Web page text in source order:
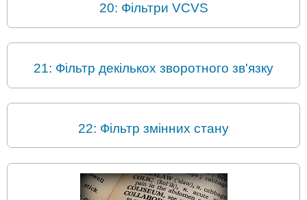
20: Фільтри VCVS
21: Фільтр декількох зворотного зв'язку
22: Фільтр змінних стану